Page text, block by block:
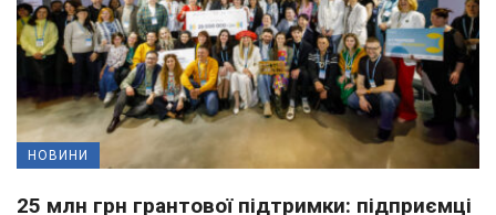
НОВИНИ
25 млн грн грантової підтримки: підприємці